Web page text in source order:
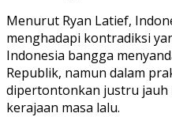
Menurut Ryan Latief,
menghadapi kontradiksi
Indonesia bangga
Republik, namun dalam
dipertontonkan justru jauh
kerajaan masa lalu.